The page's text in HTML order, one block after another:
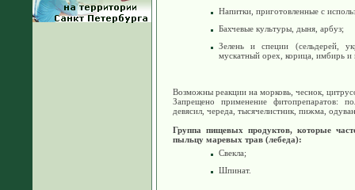
Напитки, приготовленные с
Бахчевые культуры, дыня, арбуз;
Зелень и специи (сельдерей,
мускатный орех, корица, имбирь и
Возможны реакции на морковь, чеснок,
Запрещено применение фитопрепаратов:
девясил, череда, тысячелистник, пижма,
Группа пищевых продуктов, которые
пыльцу маревых трав (лебеда):
Свекла;
Шпинат.